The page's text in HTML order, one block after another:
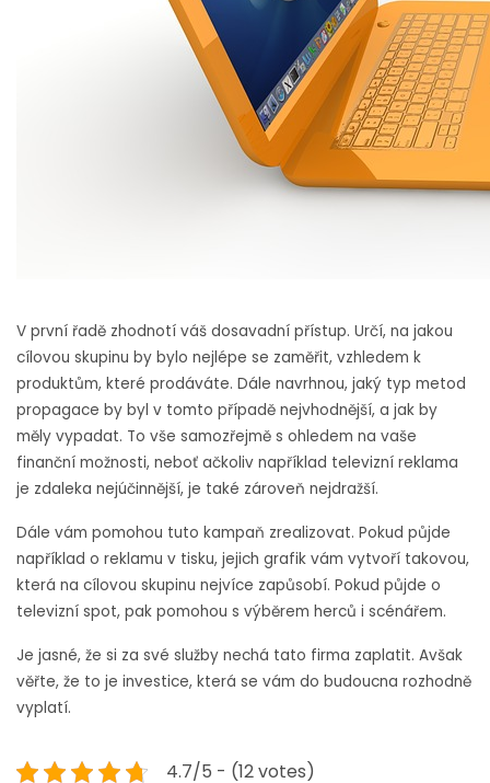
V první řadě zhodnotí váš dosavadní přístup. Určí, na jakou
cílovou skupinu by bylo nejlépe se zaměřit, vzhledem k
produktům, které prodáváte. Dále navrhnou, jaký typ metod
propagace by byl v tomto případě nejvhodnější, a jak by
měly vypadat. To vše samozřejmě s ohledem na vaše
finanční možnosti, neboť ačkoliv například televizní reklama
je zdaleka nejúčinnější, je také zároveň nejdražší.
Dále vám pomohou tuto kampaň zrealizovat. Pokud půjde
například o reklamu v tisku, jejich grafik vám vytvoří takovou,
která na cílovou skupinu nejvíce zapůsobí. Pokud půjde o
televizní spot, pak pomohou s výběrem herců i scénářem.
Je jasné, že si za své služby nechá tato firma zaplatit. Avšak
věřte, že to je investice, která se vám do budoucna rozhodně
vyplatí.
4.7/5 - (12 votes)